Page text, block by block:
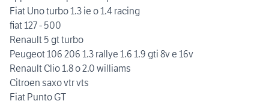
Fiat Uno turbo 1.3 ie o 1.4 racing
fiat 127 - 500
Renault 5 gt turbo
Peugeot 106 206 1.3 rallye 1.6 1.9 gti 8v e 16v
Renault Clio 1.8 o 2.0 williams
Citroen saxo vtr vts
Fiat Punto GT